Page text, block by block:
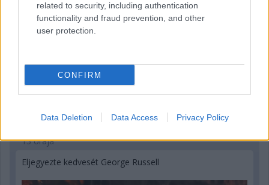
related to security, including authentication
functionality and fraud prevention, and other
user protection.
CONFIRM
Data Deletion Data Access Privacy Policy
13 órája
Eljegyezte kedvesét George Russell